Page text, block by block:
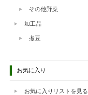
その他野菜
加工品
煮豆
お気に入り
お気に入りリストを見る